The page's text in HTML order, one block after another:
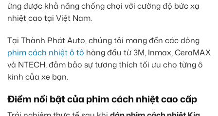
ứng được khả năng chống chọi với cường độ bức xạ
nhiệt cao tại Việt Nam.
Tại Thành Phát Auto, chúng tôi mang đến các dòng
phim cách nhiệt ô tô hàng đầu từ 3M, Inmax, CeraMAX
và NTECH, đảm bảo sự tương thích tối ưu cho từng ô
kính của xe bạn.
Điểm nổi bật của phim cách nhiệt cao cấp